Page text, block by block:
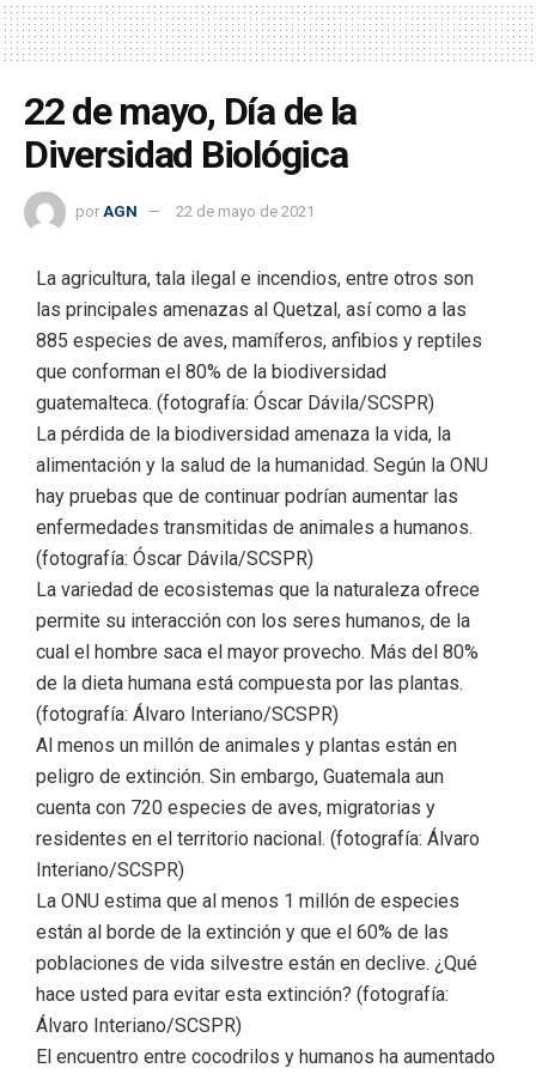
22 de mayo, Día de la
Diversidad Biológica
por AGN 22 de mayo de 2021
La agricultura, tala ilegal e incendios, entre otros son
las principales amenazas al Quetzal, así como a las
885 especies de aves, mamíferos, anfibios y reptiles
que conforman el 80% de la biodiversidad
guatemalteca. (fotografía: Óscar Dávila/SCSPR)
La pérdida de la biodiversidad amenaza la vida, la
alimentación y la salud de la humanidad. Según la ONU
hay pruebas que de continuar podrían aumentar las
enfermedades transmitidas de animales a humanos.
(fotografía: Óscar Dávila/SCSPR)
La variedad de ecosistemas que la naturaleza ofrece
permite su interacción con los seres humanos, de la
cual el hombre saca el mayor provecho. Más del 80%
de la dieta humana está compuesta por las plantas.
(fotografía: Álvaro Interiano/SCSPR)
Al menos un millón de animales y plantas están en
peligro de extinción. Sin embargo, Guatemala aun
cuenta con 720 especies de aves, migratorias y
residentes en el territorio nacional. (fotografía: Álvaro
Interiano/SCSPR)
La ONU estima que al menos 1 millón de especies
están al borde de la extinción y que el 60% de las
poblaciones de vida silvestre están en declive. ¿Qué
hace usted para evitar esta extinción? (fotografía:
Álvaro Interiano/SCSPR)
El encuentro entre cocodrilos y humanos ha aumentado